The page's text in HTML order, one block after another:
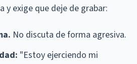
y exige que deje de grabar:
No discuta de forma agresiva.
"Estoy ejerciendo mi